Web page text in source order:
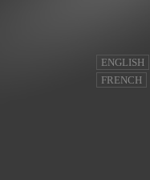
ENGLISH
FRENCH